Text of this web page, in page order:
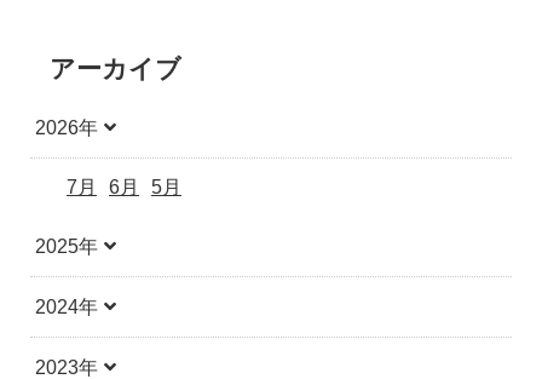
アーカイブ
2026年
7月 6月 5月
2025年
2024年
2023年